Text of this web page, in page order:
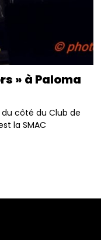
» à Paloma
du côté du Club de
la SMAC